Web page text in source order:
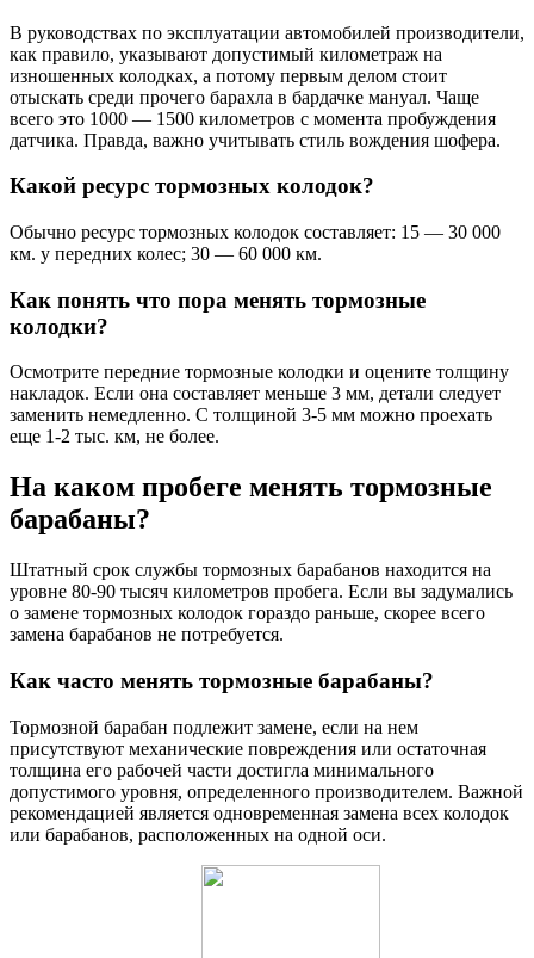
В руководствах по эксплуатации автомобилей производители,
как правило, указывают допустимый километраж на
изношенных колодках, а потому первым делом стоит
отыскать среди прочего барахла в бардачке мануал. Чаще
всего это 1000 — 1500 километров с момента пробуждения
датчика. Правда, важно учитывать стиль вождения шофера.
Какой ресурс тормозных колодок?
Обычно ресурс тормозных колодок составляет: 15 — 30 000
км. у передних колес; 30 — 60 000 км.
Как понять что пора менять тормозные
колодки?
Осмотрите передние тормозные колодки и оцените толщину
накладок. Если она составляет меньше 3 мм, детали следует
заменить немедленно. С толщиной 3-5 мм можно проехать
еще 1-2 тыс. км, не более.
На каком пробеге менять тормозные
барабаны?
Штатный срок службы тормозных барабанов находится на
уровне 80-90 тысяч километров пробега. Если вы задумались
о замене тормозных колодок гораздо раньше, скорее всего
замена барабанов не потребуется.
Как часто менять тормозные барабаны?
Тормозной барабан подлежит замене, если на нем
присутствуют механические повреждения или остаточная
толщина его рабочей части достигла минимального
допустимого уровня, определенного производителем. Важной
рекомендацией является одновременная замена всех колодок
или барабанов, расположенных на одной оси.